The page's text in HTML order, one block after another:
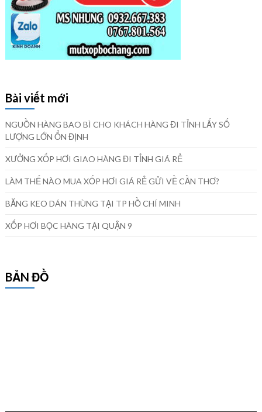
Bài viết mới
NGUỒN HÀNG BAO BÌ CHO KHÁCH HÀNG ĐI TỈNH LẤY SỐ
LƯỢNG LỚN ỔN ĐỊNH
XƯỞNG XỐP HƠI GIAO HÀNG ĐI TỈNH GIÁ RẺ
LÀM THẾ NÀO MUA XỐP HƠI GIÁ RẺ GỬI VỀ CẦN THƠ?
BĂNG KEO DÁN THÙNG TẠI TP HỒ CHÍ MINH
XỐP HƠI BỌC HÀNG TẠI QUẬN 9
BẢN ĐỒ